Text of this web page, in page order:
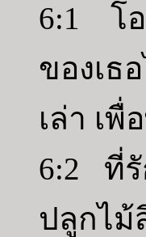
6:1 โอ
ของเธ
เล่า เพื่
6:2 ที่รั
ปลูกไม้